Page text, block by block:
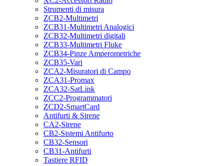
Strumenti di misura
ZCB2-Multimetri
ZCB31-Multimetri Analogici
ZCB32-Multimetri digitali
ZCB33-Multimetri Fluke
ZCB34-Pinze Amperometriche
ZCB35-Vari
ZCA2-Misuratori di Campo
ZCA31-Promax
ZCA32-SatLink
ZCC2-Programmatori
ZCD2-SmartCard
Antifurti & Sirene
CA2-Sirene
CB2-Sistemi Antifurto
CB32-Sensori
CB31-Antifurti
Tastiere RFID